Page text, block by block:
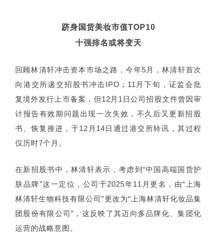
跻身国货美妆市值TOP10
十强排名或将变天
回顾林清轩冲击资本市场之路，今年5月，林清轩首次
向港交所递交招股书冲击IPO；11月下旬，证监会批
复境外发行上市备案，但12月1日公司招股文件曾因审
计报告有效期问题出现一次失效，不久后又更新招股
书、恢复推进，于12月14日通过港交所聆讯，其过程
仅历时7个月。
在新招股书中，林清轩表示，考虑到“中国高端国货护
肤品牌”这一定位，公司于2025年11月更名，由“上海
林清轩生物科技有限公司”更改为“上海林清轩化妆品集
团股份有限公司”，这反映了其迈向多品牌化、集团化
运营的战略意图。